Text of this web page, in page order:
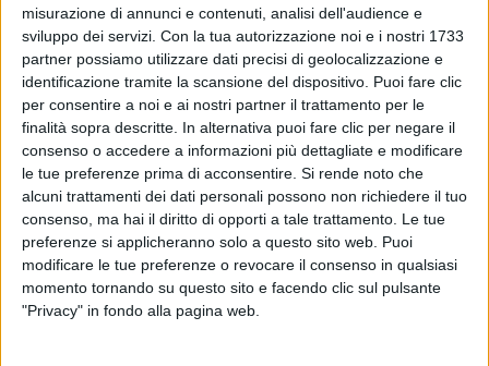
misurazione di annunci e contenuti, analisi dell'audience e
sviluppo dei servizi. Con la tua autorizzazione noi e i nostri 1733
partner possiamo utilizzare dati precisi di geolocalizzazione e
identificazione tramite la scansione del dispositivo. Puoi fare clic
per consentire a noi e ai nostri partner il trattamento per le
finalità sopra descritte. In alternativa puoi fare clic per negare il
consenso o accedere a informazioni più dettagliate e modificare
le tue preferenze prima di acconsentire. Si rende noto che
alcuni trattamenti dei dati personali possono non richiedere il tuo
consenso, ma hai il diritto di opporti a tale trattamento. Le tue
preferenze si applicheranno solo a questo sito web. Puoi
modificare le tue preferenze o revocare il consenso in qualsiasi
momento tornando su questo sito e facendo clic sul pulsante
"Privacy" in fondo alla pagina web.
l'estate: col nuovo singolo si balla
L'artista intanto è al lavoro sul suo prossimo album
che uscirà nel 2021
Chi siamo Contattaci